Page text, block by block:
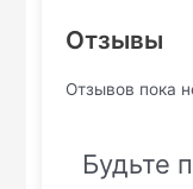
Отзывы
Отзывов пока
Будьте